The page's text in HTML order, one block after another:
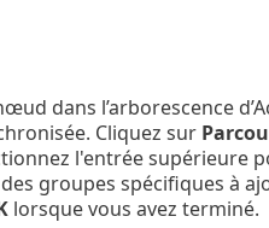
dans l’arborescence
Cliquez sur
l'entrée supérieure
des groupes spécifiques à
lorsque vous avez terminé.